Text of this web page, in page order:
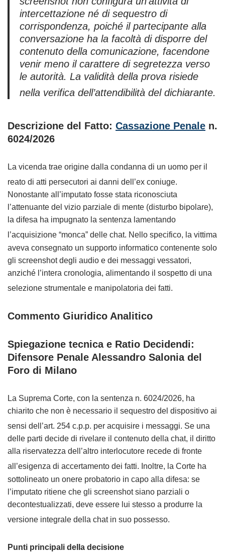
intercettazione né di sequestro di
corrispondenza, poiché il partecipante alla
conversazione ha la facoltà di disporre del
contenuto della comunicazione, facendone
venir meno il carattere di segretezza verso
le autorità. La validità della prova risiede
nella verifica dell’attendibilità del dichiarante.
Descrizione del Fatto: Cassazione Penale n.
6024/2026
La vicenda trae origine dalla condanna di un uomo per il
reato di atti persecutori ai danni dell’ex coniuge.
Nonostante all’imputato fosse stata riconosciuta
l’attenuante del vizio parziale di mente (disturbo bipolare),
la difesa ha impugnato la sentenza lamentando
l’acquisizione “monca” delle chat. Nello specifico, la vittima
aveva consegnato un supporto informatico contenente solo
gli screenshot degli audio e dei messaggi vessatori,
anziché l’intera cronologia, alimentando il sospetto di una
selezione strumentale e manipolatoria dei fatti.
Commento Giuridico Analitico
Spiegazione tecnica e Ratio Decidendi:
Difensore Penale Alessandro Salonia del
Foro di Milano
La Suprema Corte, con la sentenza n. 6024/2026, ha
chiarito che non è necessario il sequestro del dispositivo ai
sensi dell’art. 254 c.p.p. per acquisire i messaggi. Se una
delle parti decide di rivelare il contenuto della chat, il diritto
alla riservatezza dell’altro interlocutore recede di fronte
all’esigenza di accertamento dei fatti. Inoltre, la Corte ha
sottolineato un onere probatorio in capo alla difesa: se
l’imputato ritiene che gli screenshot siano parziali o
decontestualizzati, deve essere lui stesso a produrre la
versione integrale della chat in suo possesso.
Punti principali della decisione